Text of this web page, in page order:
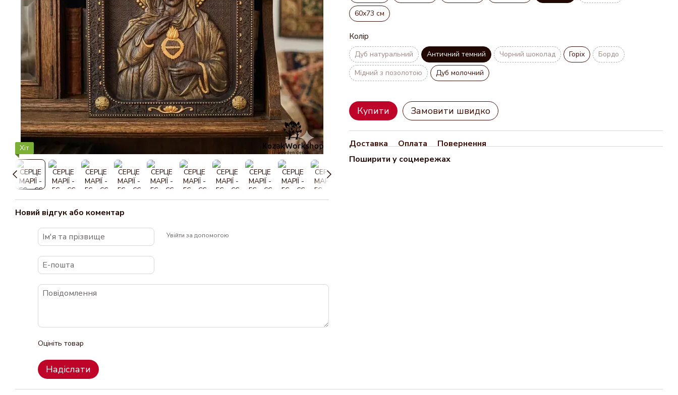
Хіт
Новий відгук або коментар
Увійти за допомогою
Оцініть товар
Надіслати
60х73 см
Колір
Дуб натуральний Античний темний Чорний шоколад Горіх
Бордо
Мідний з позолотою
Дуб молочний
Купити Замовити швидко
Доставка Оплата
Повернення
Поширити у соцмережах